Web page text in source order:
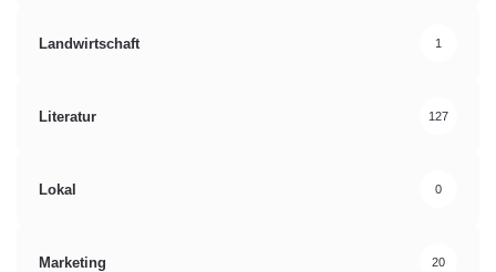
Landwirtschaft 1
Literatur 127
Lokal 0
Marketing 20